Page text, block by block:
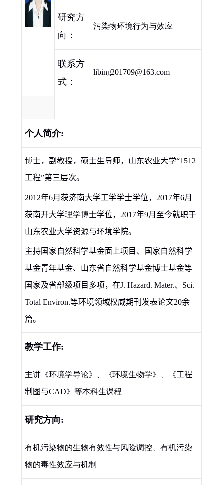
研究方
向：
污染物环境行为与效应
联系方
式：
libing201709@163.com
个人简介:
博士，副教授，硕士生导师，山东农业大学“1512
工程”第三层次。
2012年6月获济南大学工学学士学位， 2017年6月
获南开大学理学博士学位， 2017年9月至今就职于
山东农业大学资源与环境学院。
主持国家自然科学基金面上项目、国家自然科学
基金青年基金、山东省自然科学基金博士基金等
国家及省部级项目多项，在J. Hazard. Mater.、 Sci.
Total Environ.等环境领域权威期刊发表论文20余
篇。
教学工作:
主讲《环境学导论》、《环境生物学》、 《工程
制图与CAD》 等本科生课程
研究方向:
有机污染物的生物有效性与风险调控、有机污染
物的毒性效应与机制